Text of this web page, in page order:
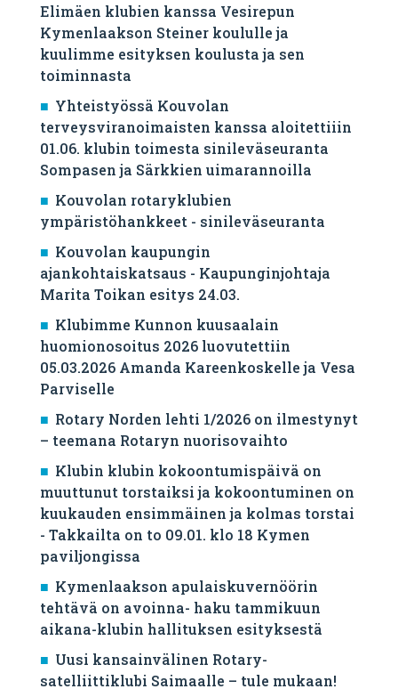
Elimäen klubien kanssa Vesirepun
Kymenlaakson Steiner koululle ja
kuulimme esityksen koulusta ja sen
toiminnasta
Yhteistyössä Kouvolan
terveysviranoimaisten kanssa aloitettiiin
01.06. klubin toimesta sinileväseuranta
Sompasen ja Särkkien uimarannoilla
Kouvolan rotaryklubien
ympäristöhankkeet - sinileväseuranta
Kouvolan kaupungin
ajankohtaiskatsaus - Kaupunginjohtaja
Marita Toikan esitys 24.03.
Klubimme Kunnon kuusaalain
huomionosoitus 2026 luovutettiin
05.03.2026 Amanda Kareenkoskelle ja Vesa
Parviselle
​Rotary Norden lehti 1/2026 on ilmestynyt
– teemana Rotaryn nuorisovaihto
Klubin klubin kokoontumispäivä on
muuttunut torstaiksi ja kokoontuminen on
kuukauden ensimmäinen ja kolmas torstai
- Takkailta on to 09.01. klo 18 Kymen
paviljongissa
Kymenlaakson apulaiskuvernöörin
tehtävä on avoinna- haku tammikuun
aikana-klubin hallituksen esityksestä
Uusi kansainvälinen Rotary-
satelliittiklubi Saimaalle – tule mukaan!